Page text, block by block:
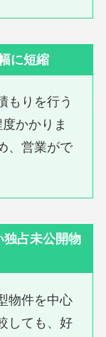
に短縮
もりを行う
かかりま
、営業がで
独占未公開物
物件を中心
しても、好